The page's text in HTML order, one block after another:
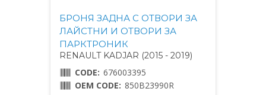
БРОНЯ ЗАДНА С ОТВОРИ ЗА
ЛАЙСТНИ И ОТВОРИ ЗА
ПАРКТРОНИК
RENAULT KADJAR (2015 - 2019)
CODE: 676003395
OEM CODE: 850B23990R